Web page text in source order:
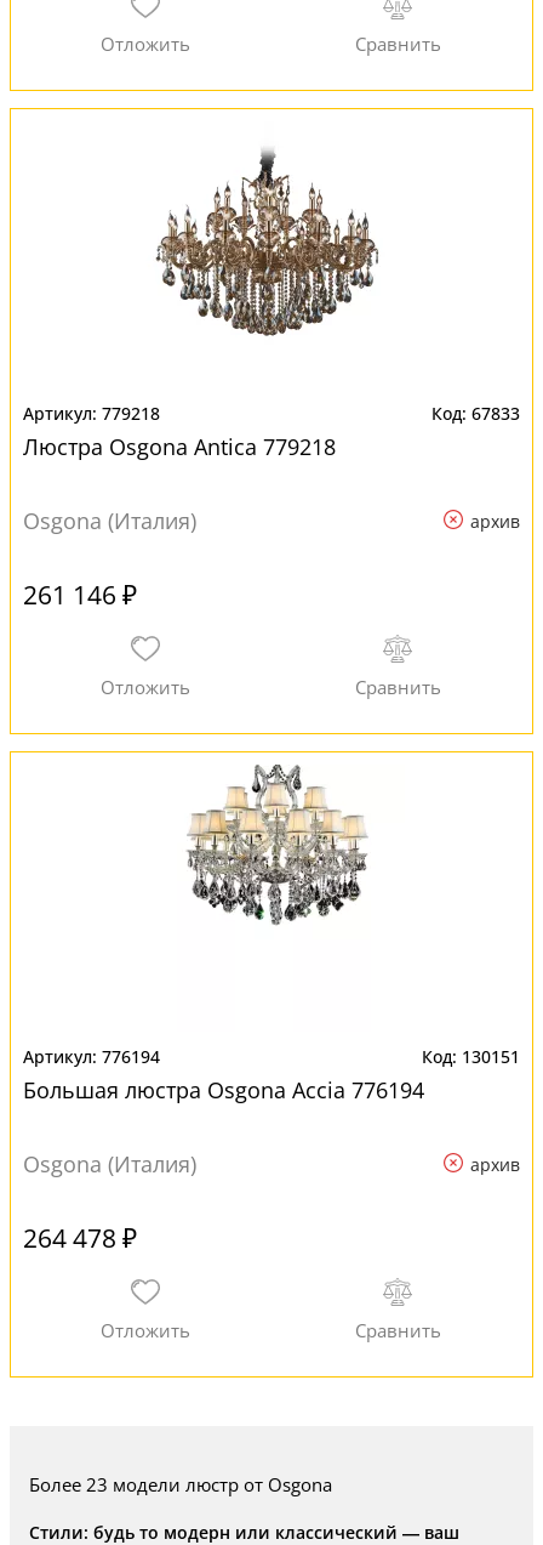
779218 67833
Люстра Osgona Antica 779218
Osgona (Италия) архив
261 146 ₽
776194 130151
Большая люстра Osgona Accia 776194
Osgona (Италия) архив
264 478 ₽
Более 23 модели люстр от Osgona
Стили: будь то модерн или классический — ваш